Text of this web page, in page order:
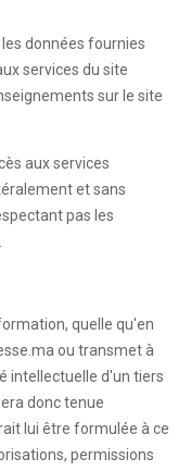
données fournies
services du site
sur le site
aux services
et sans
pas les
quelle qu'en
ou transmet à
intellectuelle d'un tiers
donc tenue
lui être formulée à ce
permissions